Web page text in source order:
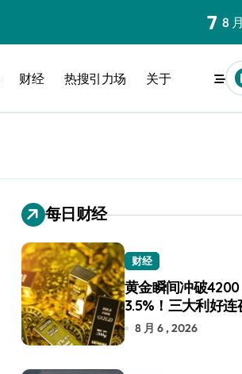
7 8
财经 热搜引力场 关于
每日财经
财经
黄金瞬间冲破
3.5%！三大利好连
8 月 6 , 2026